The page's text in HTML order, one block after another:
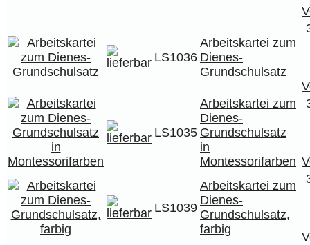
LS1036
Arbeitskartei zum
Dienes-
Grundschulsatz
LS1035
Arbeitskartei zum
Dienes-
Grundschulsatz
in
Montessorifarben
LS1039
Arbeitskartei zum
Dienes-
Grundschulsatz,
farbig